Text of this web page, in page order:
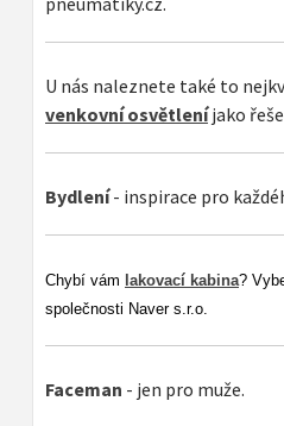
U nás naleznete také to
venkovní osvětleníjako
Bydlení- inspirace pro
Chybí vám lakovací kabina?
společnosti Naver s.r.o.
Faceman - jen pro muže.